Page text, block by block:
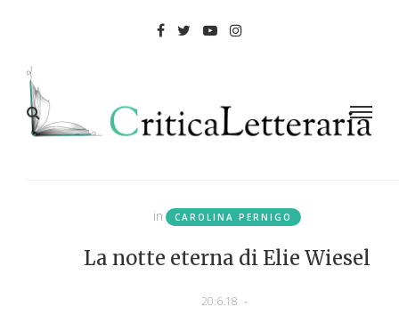
in CAROLINA PERNIGO
La notte eterna di Elie Wiesel
20.6.18 -